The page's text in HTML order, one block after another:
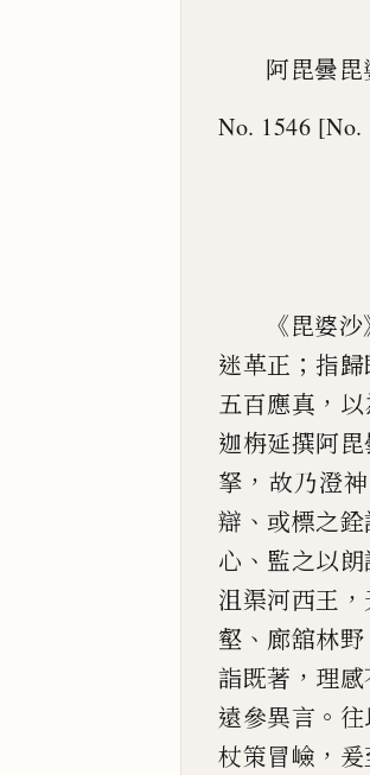
阿毘曇
No. 1546 [No.
《毘婆沙
迷革正 ； 指
五百應真 ，
迦栴延撰阿
拏 ， 故乃澄
辯 、 或標之銓
心 、 監之以朗
沮渠河西王 ，
壑 、 廊舘林野
詣既著 ， 理
遠參異言 。
杖策冒嶮 ，